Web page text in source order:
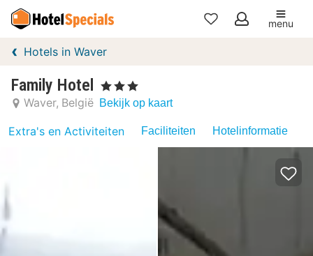
Mijn
menu
Hotels in Waver
Family Hotel , 3 Sterren
Waver België Bekijk op kaart
Extra's en Activiteiten Faciliteiten Hotelinformatie